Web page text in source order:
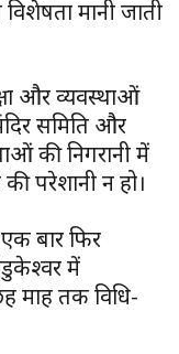
मानी जाती
और व्यवस्थाओं
समिति और
की निगरानी में
परेशानी न हो।
बार फिर
में
माह तक विधि-